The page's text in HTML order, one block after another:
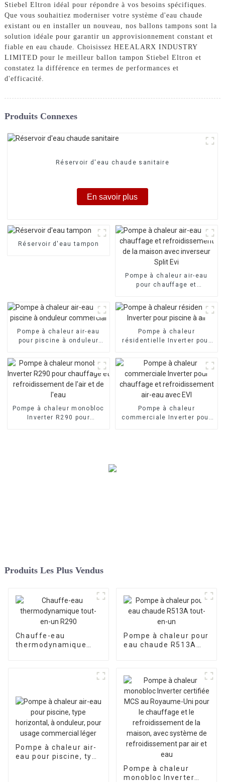
Stiebel Eltron idéal pour répondre à vos besoins spécifiques.
Que vous souhaitiez moderniser votre système d'eau chaude
existant ou en installer un nouveau, nos ballons tampons sont la
solution idéale pour garantir un approvisionnement constant et
fiable en eau chaude. Choisissez HEEALARX INDUSTRY
LIMITED pour le meilleur ballon tampon Stiebel Eltron et
constatez la différence en termes de performances et
d'efficacité.
Produits Connexes
Réservoir d'eau chaude sanitaire
En savoir plus
Réservoir d'eau tampon
Pompe à chaleur air-eau
pour chauffage et
maison avec inverseur Split
Evi
Pompe à chaleur air-eau
pour piscine à onduleur
Pompe à chaleur
résidentielle Inverter pour
Pompe à chaleur monobloc
Inverter R290 pour
Pompe à chaleur
commerciale Inverter pour
Produits Les Plus Vendus
Chauffe-eau
thermodynamique
Pompe à chaleur pour
eau chaude R513A
Pompe à chaleur air-
eau pour piscine, type
Pompe à chaleur
monobloc Inverter